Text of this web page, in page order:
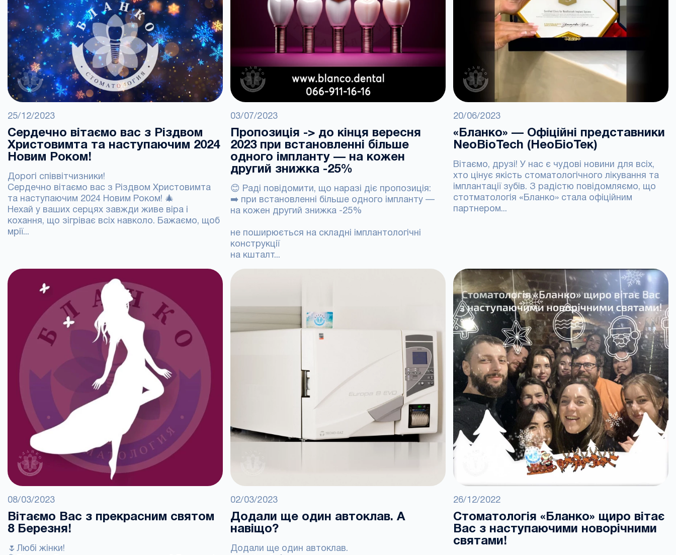
25/12/2023
Сердечно вітаємо вас з Різдвом
Христовимта та наступаючим 2024
Новим Роком!
Дорогі співвітчизники!
Сердечно вітаємо вас з Різдвом Христовимта
та наступаючим 2024 Новим Роком! 🎄
Нехай у ваших серцях завжди живе віра і
кохання, що зігріває всіх навколо. Бажаємо, щоб
мрії...
03/07/2023
Пропозиція -> до кінця вересня
2023 при встановленні більше
одного імпланту — на кожен
другий знижка -25%
😊 Раді повідомити, що наразі діє пропозиція:
➡️ при встановленні більше одного імпланту —
на кожен другий знижка -25%
не поширюється на складні імплантологічні
конструкції
на кшталт...
20/06/2023
«Бланко» — Офіційні представники
NeoBioTech (НеоБіоТек)
Вітаємо, друзі! У нас є чудові новини для всіх,
хто цінує якість стоматологічного лікування та
імплантації зубів. З радістю повідомляємо, що
стотматологія «Бланко» стала офіційним
партнером...
08/03/2023
Вітаємо Вас з прекрасним святом
8 Березня!
🌷Любі жінки!
02/03/2023
Додали ще один автоклав. А
навіщо?
Додали ще один автоклав.
26/12/2022
Стоматологія «Бланко» щиро вітає
Вас з наступаючими новорічними
святами!